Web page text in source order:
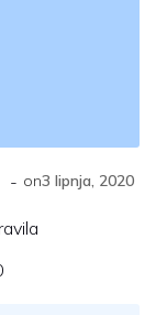
- on3 lipnja, 2020